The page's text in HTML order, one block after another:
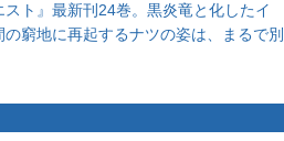
スト』最新刊24巻。黒炎竜と化したイ
窮地に再起するナツの姿は、まるで別